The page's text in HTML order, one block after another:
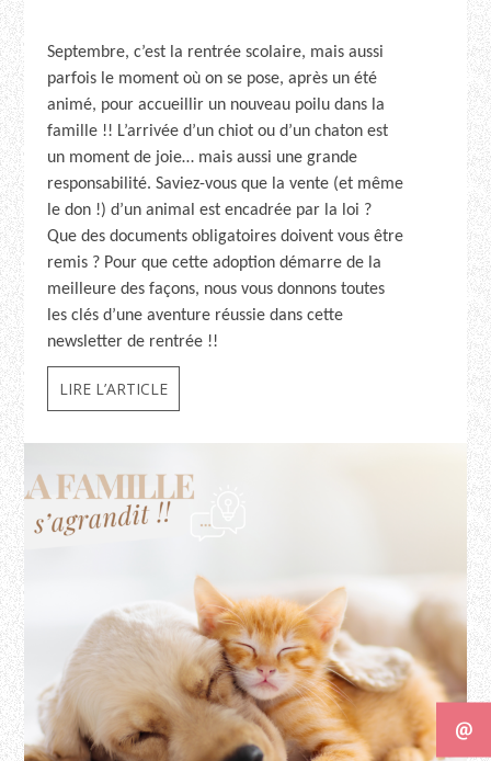
Septembre, c’est la rentrée scolaire, mais aussi
parfois le moment où on se pose, après un été
animé, pour accueillir un nouveau poilu dans la
famille !! L’arrivée d’un chiot ou d’un chaton est
un moment de joie… mais aussi une grande
responsabilité. Saviez-vous que la vente (et même
le don !) d’un animal est encadrée par la loi ?
Que des documents obligatoires doivent vous être
remis ? Pour que cette adoption démarre de la
meilleure des façons, nous vous donnons toutes
les clés d’une aventure réussie dans cette
newsletter de rentrée !!
LIRE L’ARTICLE